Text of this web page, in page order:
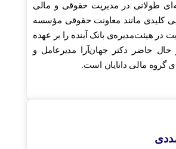
طولانی در مدیریت حقوقی و مالی
کلیدی مانند معاونت حقوقی مؤسسه
در هیئت‌مدیره‌ی بانک آینده را بر عهده
حاضر دکتر جهان‌آرا مدیرعامل و
گروه مالی دانایان است.